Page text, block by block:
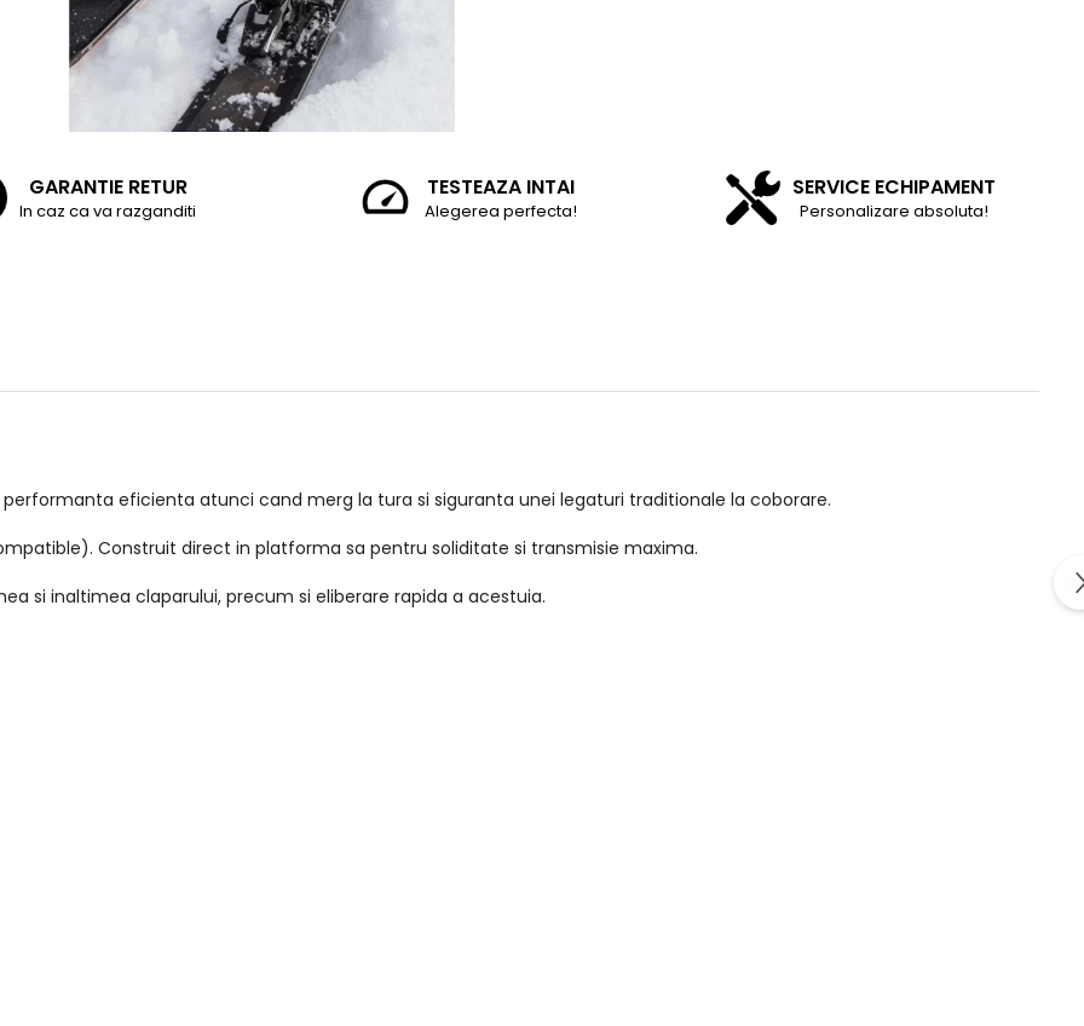
GARANTIE RETUR
In caz ca va razganditi
TESTEAZA INTAI
Alegerea perfecta!
SERVICE ECHIPAMENT
Personalizare absoluta!
eficienta atunci cand merg la tura si siguranta unei legaturi traditionale la coborare.
Construit direct in platforma sa pentru soliditate si transmisie maxima.
si inaltimea claparului, precum si eliberare rapida a acestuia.